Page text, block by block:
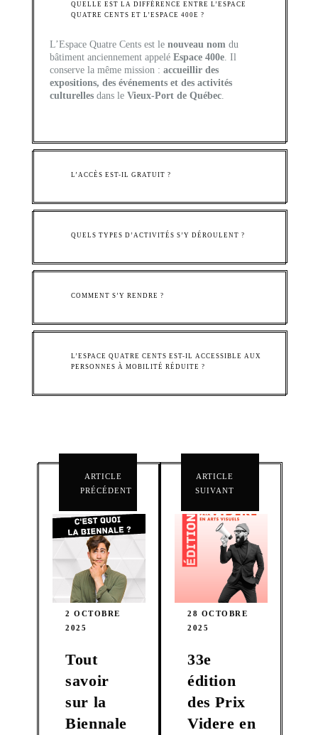
QUELLE EST LA DIFFÉRENCE ENTRE L’ESPACE
QUATRE CENTS ET L’ESPACE 400E ?
L’Espace Quatre Cents est le nouveau nom du
bâtiment anciennement appelé Espace 400e. Il
conserve la même mission : accueillir des
expositions, des événements et des activités
culturelles dans le Vieux-Port de Québec.
L’ACCÈS EST-IL GRATUIT ?
QUELS TYPES D’ACTIVITÉS S’Y DÉROULENT ?
COMMENT S’Y RENDRE ?
L’ESPACE QUATRE CENTS EST-IL ACCESSIBLE AUX
PERSONNES À MOBILITÉ RÉDUITE ?
ARTICLE
PRÉCÉDENT
2 OCTOBRE
2025
Tout
savoir
sur la
Biennale
ARTICLE
SUIVANT
28 OCTOBRE
2025
33e
édition
des Prix
Videre en